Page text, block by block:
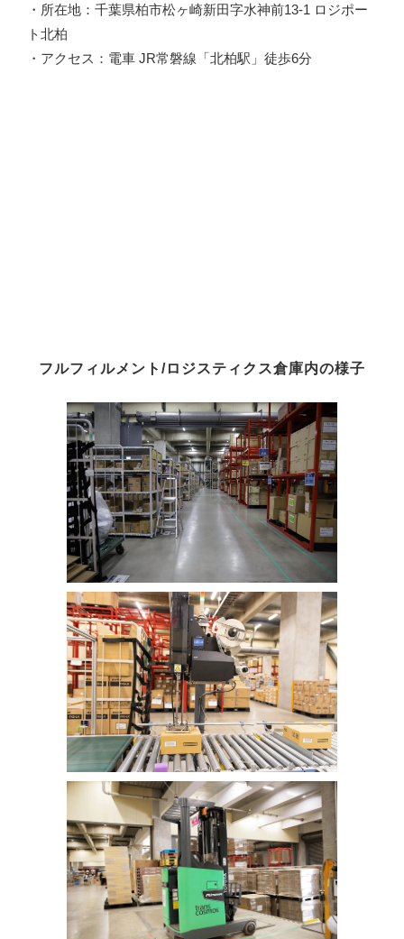
・所在地：千葉県柏市松ヶ崎新田字水神前13-1 ロジポー
ト北柏
・アクセス：電車 JR常磐線「北柏駅」徒歩6分
フルフィルメント/ロジスティクス倉庫内の様子